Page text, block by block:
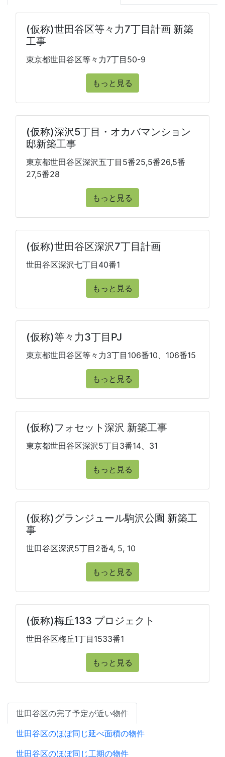
(仮称)世田谷区等々力7丁目計画 新築
工事
東京都世田谷区等々力7丁目50-9
もっと見る
(仮称)深沢5丁目・オカバマンション
邸新築工事
東京都世田谷区深沢五丁目5番25,5番26,5番
27,5番28
もっと見る
(仮称)世田谷区深沢7丁目計画
世田谷区深沢七丁目40番1
もっと見る
(仮称)等々力3丁目PJ
東京都世田谷区等々力3丁目106番10、106番15
もっと見る
(仮称)フォセット深沢 新築工事
東京都世田谷区深沢5丁目3番14、31
もっと見る
(仮称)グランジュール駒沢公園 新築工
事
世田谷区深沢5丁目2番4, 5, 10
もっと見る
(仮称)梅丘133 プロジェクト
世田谷区梅丘1丁目1533番1
もっと見る
世田谷区の完了予定が近い物件
世田谷区のほぼ同じ延べ面積の物件
世田谷区のほぼ同じ工期の物件